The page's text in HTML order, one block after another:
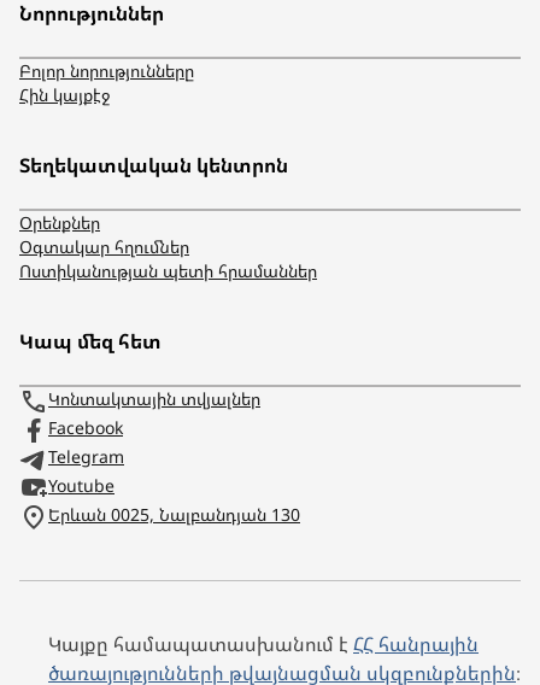
Նորություններ
Բոլոր նորությունները
Հին կայքէջ
Տեղեկատվական կենտրոն
Օրենքներ
Օգտակար հղումներ
Ոստիկանության պետի հրամաններ
Կապ մեզ հետ
Կոնտակտային տվյալներ
Facebook
Telegram
Youtube
Երևան 0025, Նալբանդյան 130
Կայքը համապատասխանում է ՀՀ հանրային
ծառայությունների թվայնացման սկզբունքներին։